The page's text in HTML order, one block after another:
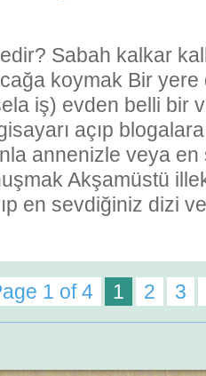
Sabah kalkar
koymak Bir
iş) evden belli bir
açıp
annenizle veya en
Akşamüstü
en sevdiğiniz dizi
1 of 4 1 2 3